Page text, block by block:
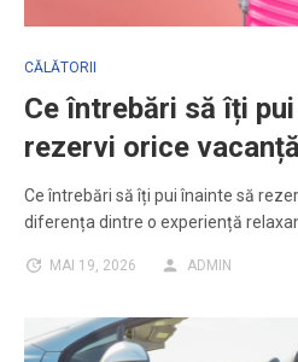
CĂLĂTORII
Ce întrebări să îți
rezervi orice vacanță
Ce întrebări să îți pui înainte să
diferența dintre o experiență
MAI 19, 2026 ADMIN